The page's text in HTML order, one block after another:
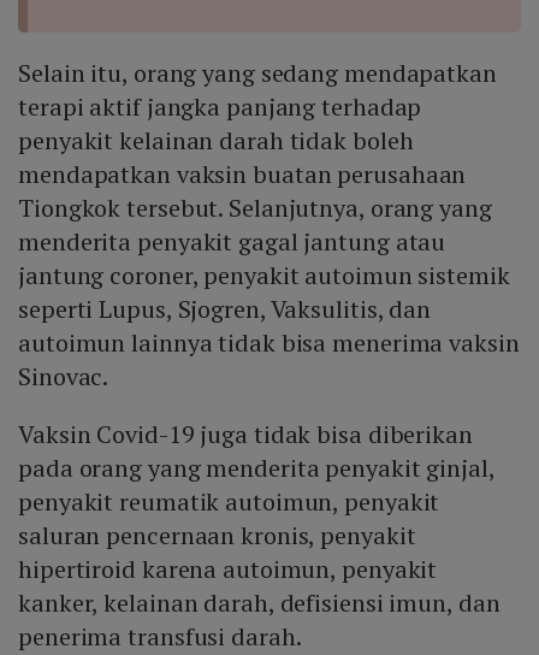
Selain itu, orang yang sedang mendapatkan
terapi aktif jangka panjang terhadap
penyakit kelainan darah tidak boleh
mendapatkan vaksin buatan perusahaan
Tiongkok tersebut. Selanjutnya, orang yang
menderita penyakit gagal jantung atau
jantung coroner, penyakit autoimun sistemik
seperti Lupus, Sjogren, Vaksulitis, dan
autoimun lainnya tidak bisa menerima vaksin
Sinovac.
Vaksin Covid-19 juga tidak bisa diberikan
pada orang yang menderita penyakit ginjal,
penyakit reumatik autoimun, penyakit
saluran pencernaan kronis, penyakit
hipertiroid karena autoimun, penyakit
kanker, kelainan darah, defisiensi imun, dan
penerima transfusi darah.